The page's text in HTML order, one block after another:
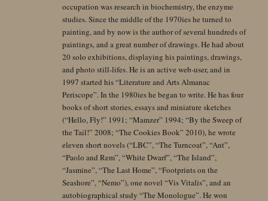
occupation was research in biochemistry, the enzyme
studies. Since the middle of the 1970ies he turned to
painting, and by now is the author of several hundreds of
paintings, and a great number of drawings. He had about
20 solo exhibitions, displaying his paintings, drawings,
and photo still-lifes. He is an active web-user, and in
1997 started his “Literature and Arts Almanac
Periscope”. In the 1980ies he began to write. He has four
books of short stories, essays and miniature sketches
(“Hello, Fly!” 1991; “Mamzer” 1994; “By the Sweep of
the Tail!” 2008; “The Cookies Book” 2010), he wrote
eleven short novels (“LBC”, “The Turncoat”, “Ant”,
“Paolo and Rem”, “White Dwarf”, “The Island”,
“Jasmine”, “The Last Home”, “Footprints on the
Seashore”, “Nemo”), one novel “Vis Vitalis”, and an
autobiographical study “The Monologue”. He won